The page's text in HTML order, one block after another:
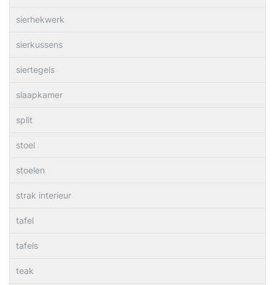
sierhekwerk
sierkussens
siertegels
slaapkamer
split
stoel
stoelen
strak interieur
tafel
tafels
teak